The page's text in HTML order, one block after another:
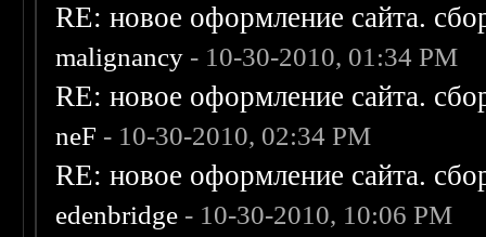
RE: новое оформление сайта.
malignancy - 10-30-2010, 01:34 PM
RE: новое оформление сайта.
neF - 10-30-2010, 02:34 PM
RE: новое оформление сайта.
edenbridge - 10-30-2010, 10:06 PM